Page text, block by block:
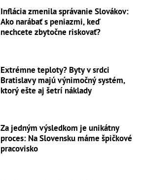
Inflácia zmenila správanie Slovákov:
Ako narábať s peniazmi, keď
nechcete zbytočne riskovať?
Extrémne teploty? Byty v srdci
Bratislavy majú výnimočný systém,
ktorý ešte aj šetrí náklady
Za jedným výsledkom je unikátny
proces: Na Slovensku máme špičkové
pracovisko